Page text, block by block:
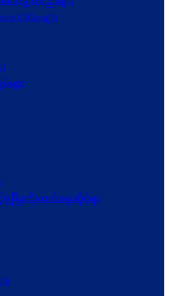
URLs များ
ျား
ဖြိုးတိုးတက်ရေးဆိုင်ရာ